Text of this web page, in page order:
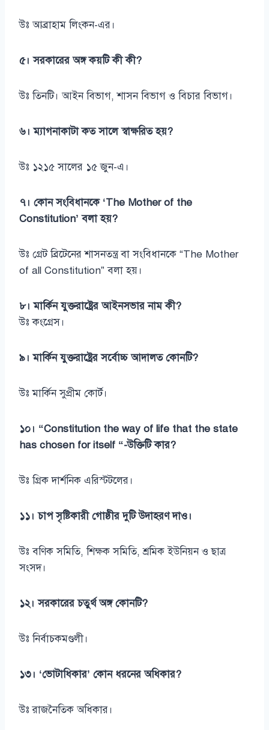
উঃ আব্রাহাম লিংকন-এর।
৫। সরকারের অঙ্গ কয়টি কী কী?
উঃ তিনটি। আইন বিভাগ, শাসন বিভাগ ও বিচার বিভাগ।
৬। ম্যাগনাকাটা কত সালে স্বাক্ষরিত হয়?
উঃ ১২১৫ সালের ১৫ জুন-এ।
৭। কোন সংবিধানকে ‘The Mother of the
Constitution’ বলা হয়?
উঃ গ্রেট ব্রিটেনের শাসনতন্ত্র বা সংবিধানকে “The Mother
of all Constitution” বলা হয়।
৮। মার্কিন যুক্তরাষ্ট্রের আইনসভার নাম কী?
উঃ কংগ্রেস।
৯। মার্কিন যুক্তরাষ্ট্রের সর্বোচ্চ আদালত কোনটি?
উঃ মার্কিন সুপ্রীম কোর্ট।
১০। “Constitution the way of life that the state
has chosen for itself “-উক্তিটি কার?
উঃ গ্রিক দার্শনিক এরিস্টটলের।
১১। চাপ সৃষ্টিকারী গোষ্ঠীর দুটি উদাহরণ দাও।
উঃ বণিক সমিতি, শিক্ষক সমিতি, শ্রমিক ইউনিয়ন ও ছাত্র
সংসদ।
১২। সরকারের চতুর্থ অঙ্গ কোনটি?
উঃ নির্বাচকমণ্ডলী।
১৩। ‘ভোটাধিকার’ কোন ধরনের অধিকার?
উঃ রাজনৈতিক অধিকার।